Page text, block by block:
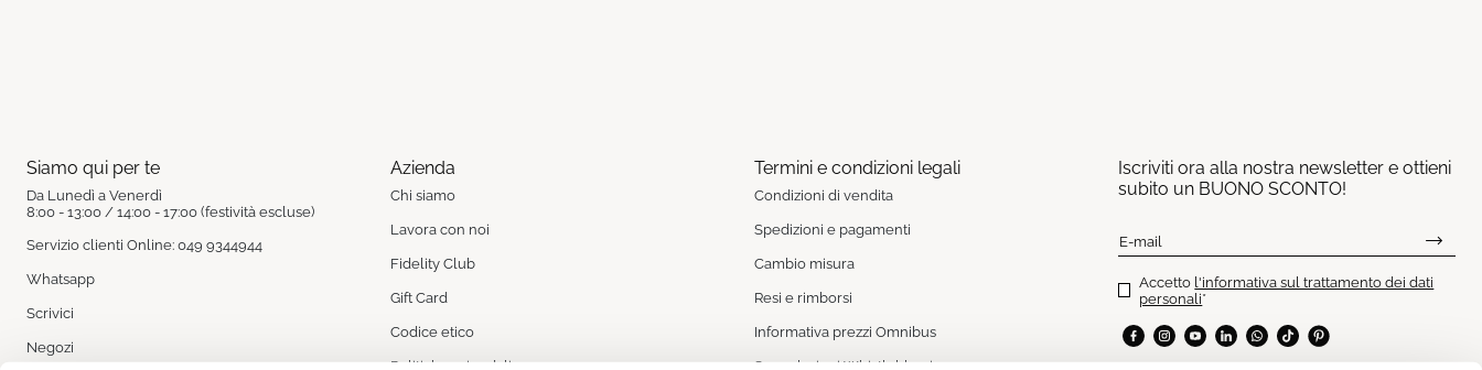
Siamo qui per te
Da Lunedì a Venerdì
8:00 - 13:00 / 14:00 - 17:00 (festività escluse)
Servizio clienti Online: 049 9344944
Whatsapp
Scrivici
Negozi
Azienda
Chi siamo
Lavora con noi
Fidelity Club
Gift Card
Codice etico
Politiche aziendali
Termini e condizioni legali
Condizioni di vendita
Spedizioni e pagamenti
Cambio misura
Resi e rimborsi
Informativa prezzi Omnibus
Segnalazioni Whistleblowing
Iscriviti ora alla nostra newsletter e ottieni
subito un BUONO SCONTO!
E-mail
Accetto l'informativa sul trattamento dei dati
personali*